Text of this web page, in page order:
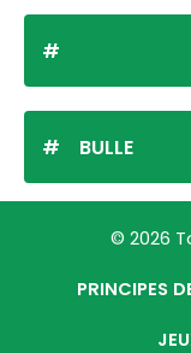
BULLE
© 2026
PRINCIPES